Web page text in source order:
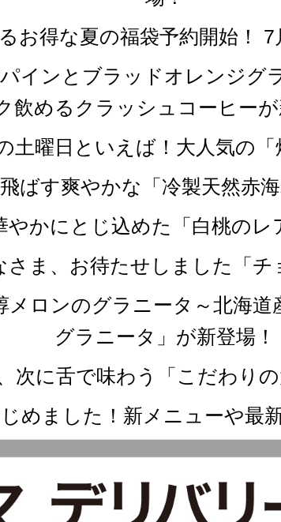
お得な夏の福袋予約開始！ 7
インとブラッドオレンジ
飲めるクラッシュコーヒーが
曜日といえば！大人気の「
ばす爽やかな「冷製天然赤
やかにとじ込めた「白桃のレ
ま、お待たせしました「チ
ロンのグラニータ～北海
グラニータ」が新登場！
に舌で味わう「こだわりの
めました！新メニューや最